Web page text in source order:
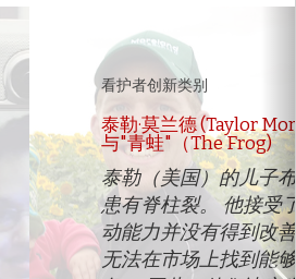
Moreland)
Frog)
儿子布罗迪（Brody）
接受了几次手术，但行
到改善，而他的家人也
到能够帮助孩子的设